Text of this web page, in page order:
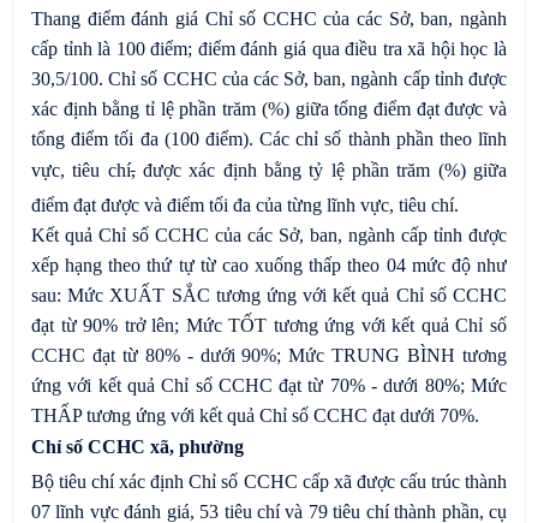
Thang điểm đánh giá Chỉ số CCHC của các Sở, ban, ngành
cấp tỉnh là 100 điểm; điểm đánh giá qua điều tra xã hội học là
30,5/100. Chỉ số CCHC của các Sở, ban, ngành cấp tỉnh được
xác định bằng tỉ lệ phần trăm (%) giữa tổng điểm đạt được và
tổng điểm tối đa (100 điểm). Các chỉ số thành phần theo lĩnh
vực, tiêu chí,được xác định bằng tỷ lệ phần trăm (%) giữa
điểm đạt được và điểm tối đa của từng lĩnh vực, tiêu chí.
Kết quả Chỉ số CCHC của các Sở, ban, ngành cấp tỉnh được
xếp hạng theo thứ tự từ cao xuống thấp theo 04 mức độ như
sau: Mức XUẤT SẮC tương ứng với kết quả Chỉ số CCHC
đạt từ 90% trở lên; Mức TỐT tương ứng với kết quả Chỉ số
CCHC đạt từ 80% - dưới 90%; Mức TRUNG BÌNH tương
ứng với kết quả Chỉ số CCHC đạt từ 70% - dưới 80%; Mức
THẤP tương ứng với kết quả Chỉ số CCHC đạt dưới 70%.
Chỉ số CCHC xã, phường
Bộ tiêu chí xác định Chỉ số CCHC cấp xã được cấu trúc thành
07 lĩnh vực đánh giá, 53 tiêu chí và 79 tiêu chí thành phần, cụ